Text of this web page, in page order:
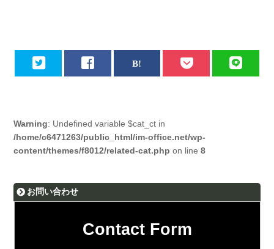
Warning: Undefined variable $cat_ct in
/home/c6471263/public_html/im-office.net/wp-
content/themes/f8012/related-cat.php on line8
お問い合わせ
Contact Form